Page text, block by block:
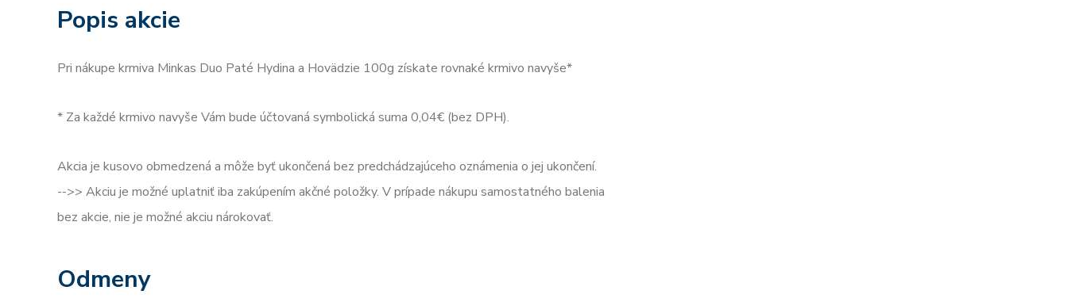
Popis akcie
Pri nákupe krmiva Minkas Duo Paté Hydina a Hovädzie 100g získate rovnaké krmivo navyše*
* Za každé krmivo navyše Vám bude účtovaná symbolická suma 0,04€ (bez DPH).
Akcia je kusovo obmedzená a môže byť ukončená bez predchádzajúceho oznámenia o jej ukončení.
-->> Akciu je možné uplatniť iba zakúpením akčné položky. V prípade nákupu samostatného balenia
bez akcie, nie je možné akciu nárokovať.
Odmeny